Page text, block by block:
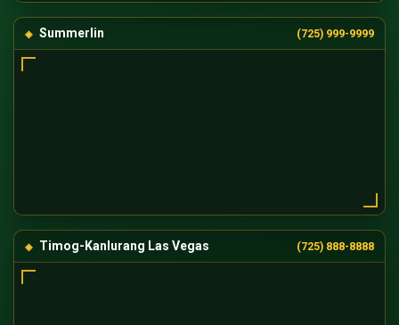
Summerlin (725) 999-9999
Timog-Kanlurang Las Vegas (725) 888-8888